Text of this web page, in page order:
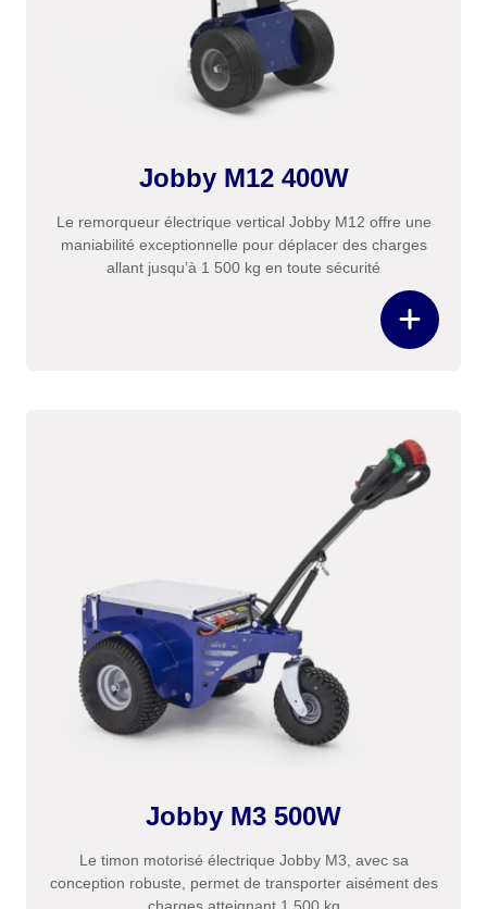
Jobby M12 400W
Le remorqueur électrique vertical Jobby M12 offre une
maniabilité exceptionnelle pour déplacer des charges
allant jusqu’à 1 500 kg en toute sécurité
Jobby M3 500W
Le timon motorisé électrique Jobby M3, avec sa
conception robuste, permet de transporter aisément des